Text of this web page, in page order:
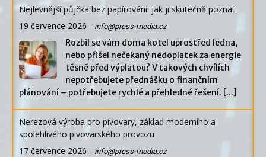
Nejlevnější půjčka bez papírování: jak ji skutečně poznat
19 července 2026 - info@press-media.cz
Rozbil se vám doma kotel uprostřed ledna,
nebo přišel nečekaný nedoplatek za energie
těsně před výplatou? V takových chvílích
nepotřebujete přednášku o finančním
plánování – potřebujete rychlé a přehledné řešení. [...]
Nerezová výroba pro pivovary, základ moderního a
spolehlivého pivovarského provozu
17 července 2026 - info@press-media.cz